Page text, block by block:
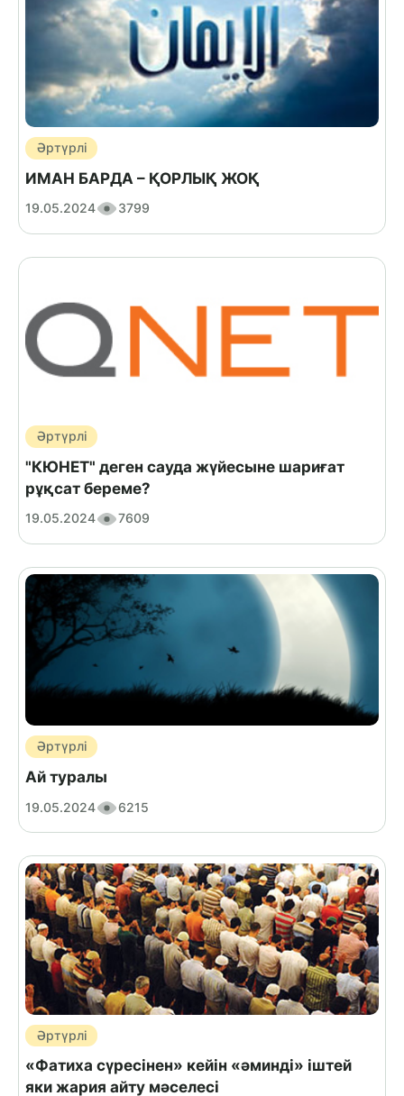
Әртүрлі
ИМАН БАРДА – ҚОРЛЫҚ ЖОҚ
19.05.2024 3799
Әртүрлі
"КЮНЕТ" деген сауда жүйесыне шариғат
рұқсат береме?
19.05.2024 7609
Әртүрлі
Ай туралы
19.05.2024 6215
Әртүрлі
«Фатиха сүресінен» кейін «әминді» іштей
яки жария айту мәселесі